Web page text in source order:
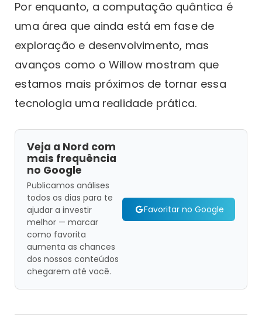
Por enquanto, a computação quântica é
uma área que ainda está em fase de
exploração e desenvolvimento, mas
avanços como o Willow mostram que
estamos mais próximos de tornar essa
tecnologia uma realidade prática.
Veja a Nord com
mais frequência
no Google
Publicamos análises
todos os dias para te
ajudar a investir
melhor — marcar
como favorita
aumenta as chances
dos nossos conteúdos
chegarem até você.
Favoritar no Google